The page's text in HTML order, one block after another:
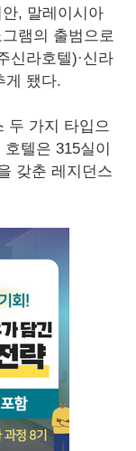
, 말레이시아
램의 출범으로
신라호텔)·신라
게 됐다.
두 가지 타입으
텔은 315실이
갖춘 레지던스